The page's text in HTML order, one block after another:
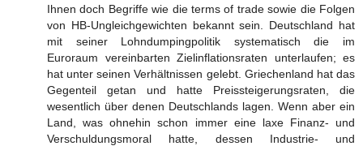
Ihnen doch Begriffe wie die terms of trade sowie die Folgen
von HB-Ungleichgewichten bekannt sein. Deutschland hat
mit seiner Lohndumpingpolitik systematisch die im
Euroraum vereinbarten Zielinflationsraten unterlaufen; es
hat unter seinen Verhältnissen gelebt. Griechenland hat das
Gegenteil getan und hatte Preissteigerungsraten, die
wesentlich über denen Deutschlands lagen. Wenn aber ein
Land, was ohnehin schon immer eine laxe Finanz- und
Verschuldungsmoral hatte, dessen Industrie- und